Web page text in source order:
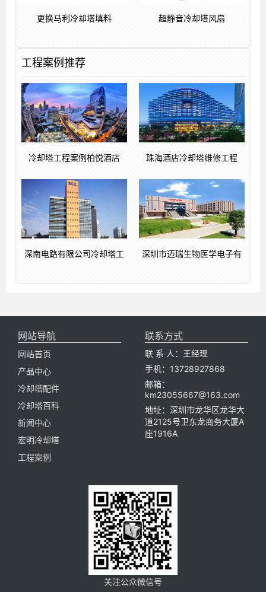
更换马利冷却塔填料 超静音冷却塔风扇
工程案例推荐
冷却塔工程案例柏悦酒店 珠海酒店冷却塔维修工程
深南电路有限公司冷却塔工 深圳市迈瑞生物医学电子有
网站导航
网站首页
产品中心
冷却塔配件
冷却塔百科
新闻中心
宏明冷却塔
工程案例
联系方式
联 系 人：王经理
手机：13728927868
邮箱：
km23055667@163.com
地址：深圳市龙华区龙华大
道2125号卫东龙商务大厦A
座1916A
关注公众微信号